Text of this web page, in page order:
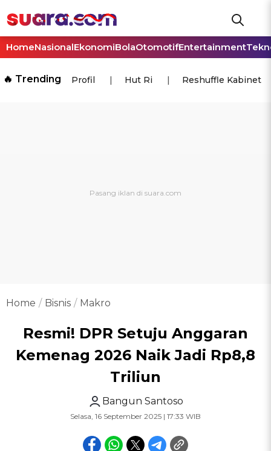
HomeNasionalEkonomiBolaOtomotifEntertainment
🔥 Trending Profil Hut Ri Reshuffle Kabinet
Home Bisnis Makro
Resmi! DPR Setuju Anggaran
Kemenag 2026 Naik Jadi Rp8,8
Triliun
Bangun Santoso
Selasa, 16 September 2025 | 17:33 WIB